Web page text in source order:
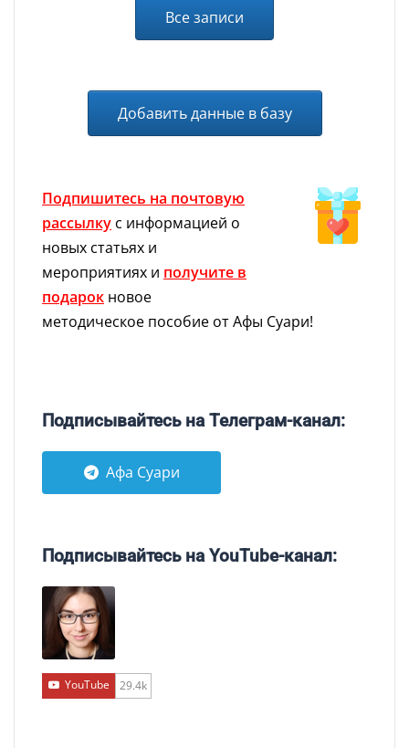
Все записи
Добавить данные в базу
Подпишитесь на почтовую
рассылку с информацией о
новых статьях и
мероприятиях и получите в
подарок новое
методическое пособие от Афы Суари!
Подписывайтесь на Телеграм-канал:
Афа Суари
Подписывайтесь на YouTube-канал:
YouTube 29.4k